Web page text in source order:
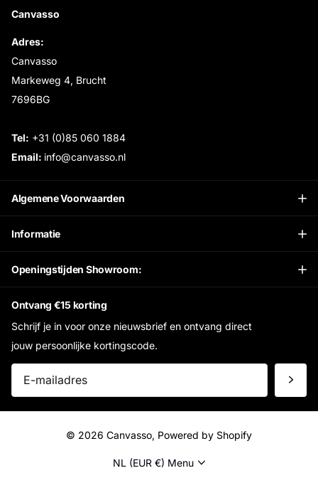
Algemene Voorwaarden
Informatie
Openingstijden Showroom:
Canvasso
Adres:
Canvasso
Markeweg 4, Brucht
7696BG
Tel: +31 (0)85 060 1884
Email: info@canvasso.nl
Ontvang €15 korting
Schrijf je in voor onze nieuwsbrief en ontvang direct
jouw persoonlijke kortingscode.
© 2026 Canvasso, Powered by Shopify
NL (EUR €) Menu